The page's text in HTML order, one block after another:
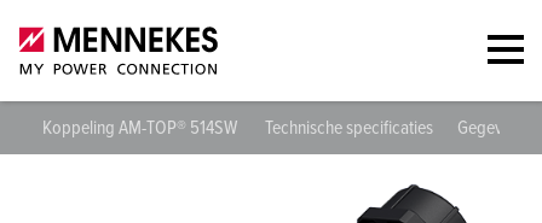
Koppeling AM-TOP® 514SW Technische specificaties